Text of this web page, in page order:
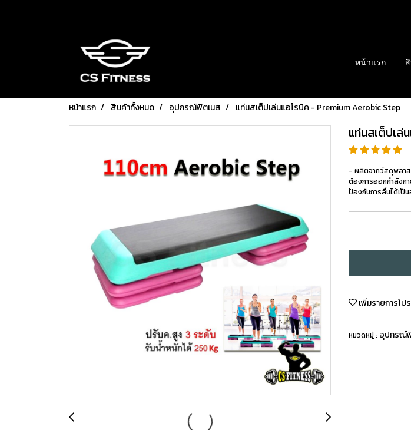
หน้าแรก
หน้าแรก สินค้าทั้งหมด อุปกรณ์ฟิตเนส แท่นสเต็ปเล่นแอโรบิค - Premium Aerobic Step
แท่นสเต็ปเล่
- ผลิตจากวัสดุพลาส
ต้องการออกกำลังก
ป้องกันการลื่นได้เป็
เพิ่มรายการโป
หมวดหมู่ : อุปกรณ์